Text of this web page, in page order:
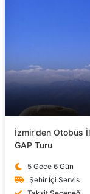
İzmir'den Otobüs
GAP Turu
5 Gece 6 Gün
Şehir İçi Servis